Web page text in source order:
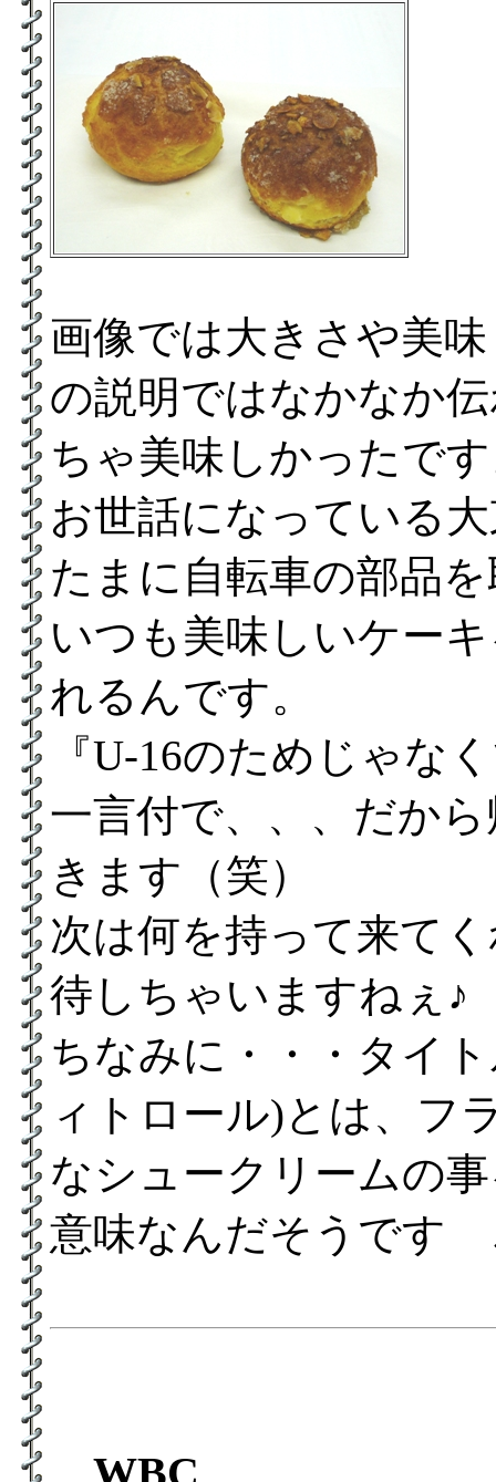
画像では大きさや美
の説明ではなかなか
ちゃ美味しかったで
お世話になっている
たまに自転車の部品
いつも美味しいケー
れるんです。
『U-16のためじゃな
一言付で、、、だか
きます（笑）
次は何を持って来て
待しちゃいますねぇ♪
ちなみに・・・タイ
ィトロール)とは、フ
なシュークリームの
意味なんだそうです